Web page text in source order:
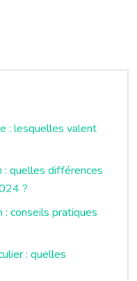
: lesquelles valent
: quelles différences
?
: conseils pratiques
: quelles